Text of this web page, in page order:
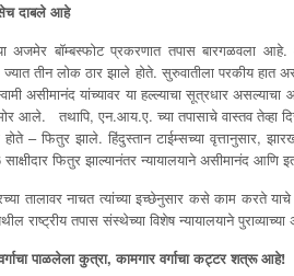
दाबले आहे
अजमेर बॉम्बस्फोट प्रकरणात तपास बारगळवला
ज्यात तीन लोक ठार झाले होते. सुरुवातीला परकीय
असीमानंद यांच्यावर या हल्ल्याचा सूत्रधार
आले. तथापि, एन.आय.ए. च्या तपासाचे वास्तव तेव्हा
होते – फितुर झाले. हिंदुस्तान टाईम्सच्या वृत्तानुसार,
फितुर झाल्यानंतर न्यायालयाने असीमानंद आणि
तालावर नाचत त्यांच्या इच्छेनुसार कसे काम करते
राष्ट्रीय तपास संस्थेच्या विशेष न्यायालयाने पुराव्याच्या
पाळलेला कुत्रा, कामगार वर्गाचा कट्टर शत्रू आहे!